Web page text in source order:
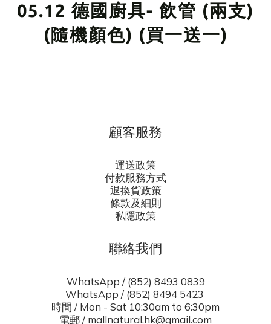
05.12 德國廚具- 飲管 (兩支)
(隨機顏色) (買一送一)
顧客服務
運送政策
付款服務方式
退換貨政策
條款及細則
私隱政策
聯絡我們
WhatsApp / (852) 8493 0839
WhatsApp / (852) 8494 5423
時間 / Mon - Sat 10:30am to 6:30pm
電郵 / mallnatural.hk@gmail.com